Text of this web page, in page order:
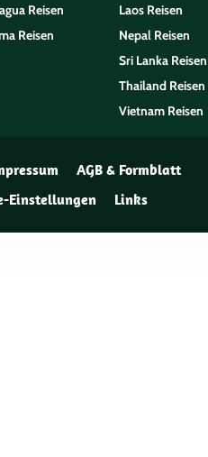
Reisen
Reisen
Laos Reisen
Nepal Reisen
Sri Lanka Reisen
Thailand Reisen
Vietnam Reisen
AGB & Formblatt
Einstellungen Links